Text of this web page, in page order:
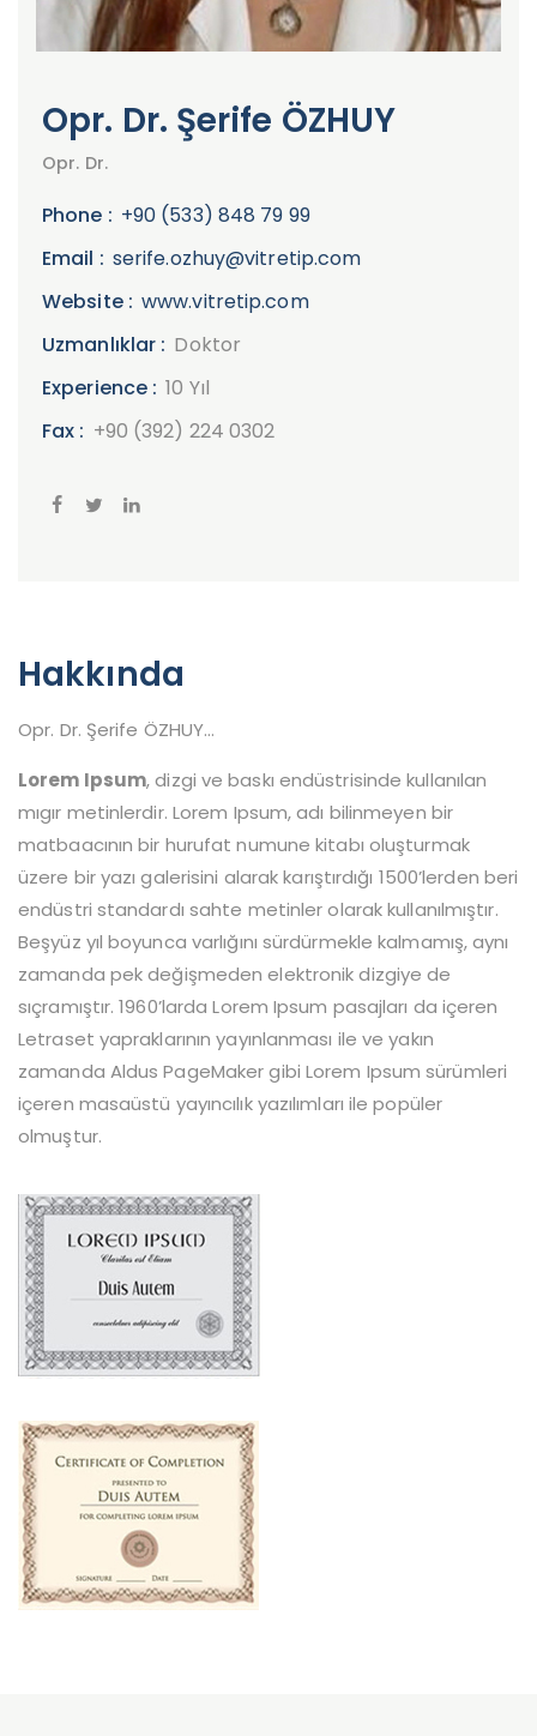
Opr. Dr. Şerife ÖZHUY
Opr. Dr.
Phone : +90 (533) 848 79 99
Email : serife.ozhuy@vitretip.com
Website : www.vitretip.com
Uzmanlıklar : Doktor
Experience : 10 Yıl
Fax : +90 (392) 224 0302
Hakkında
Opr. Dr. Şerife ÖZHUY…
Lorem Ipsum, dizgi ve baskı endüstrisinde kullanılan
mıgır metinlerdir. Lorem Ipsum, adı bilinmeyen bir
matbaacının bir hurufat numune kitabı oluşturmak
üzere bir yazı galerisini alarak karıştırdığı 1500’lerden beri
endüstri standardı sahte metinler olarak kullanılmıştır.
Beşyüz yıl boyunca varlığını sürdürmekle kalmamış, aynı
zamanda pek değişmeden elektronik dizgiye de
sıçramıştır. 1960’larda Lorem Ipsum pasajları da içeren
Letraset yapraklarının yayınlanması ile ve yakın
zamanda Aldus PageMaker gibi Lorem Ipsum sürümleri
içeren masaüstü yayıncılık yazılımları ile popüler
olmuştur.